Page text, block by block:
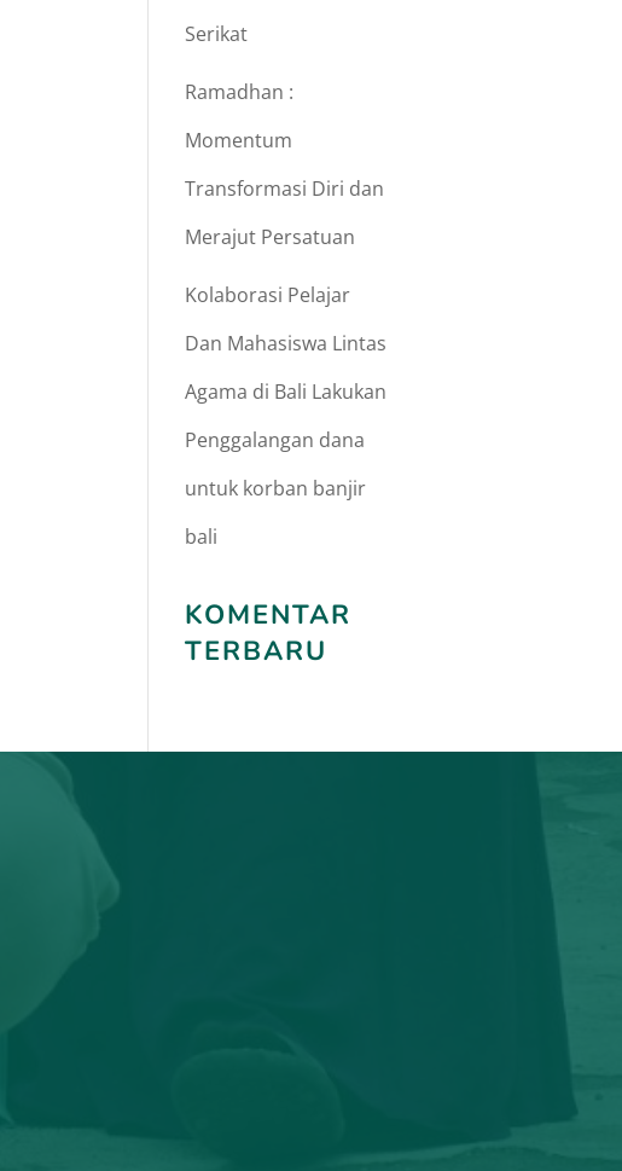
Serikat
Ramadhan :
Momentum
Transformasi Diri dan
Merajut Persatuan
Kolaborasi Pelajar
Dan Mahasiswa Lintas
Agama di Bali Lakukan
Penggalangan dana
untuk korban banjir
bali
KOMENTAR
TERBARU